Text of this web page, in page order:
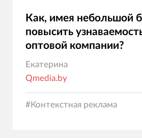
Как, имея небольшой
повысить
оптовой компании?
Екатерина
Qmedia.by
#Контекстная реклама